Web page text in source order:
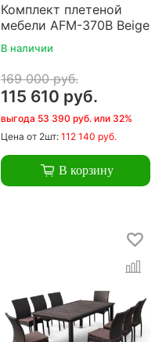
Комплект плетеной
мебели AFM-370B Beige
В наличии
169 000 руб.
115 610 руб.
выгода 53 390 руб. или 32%
Цена от 2шт: 112 140 руб.
В корзину